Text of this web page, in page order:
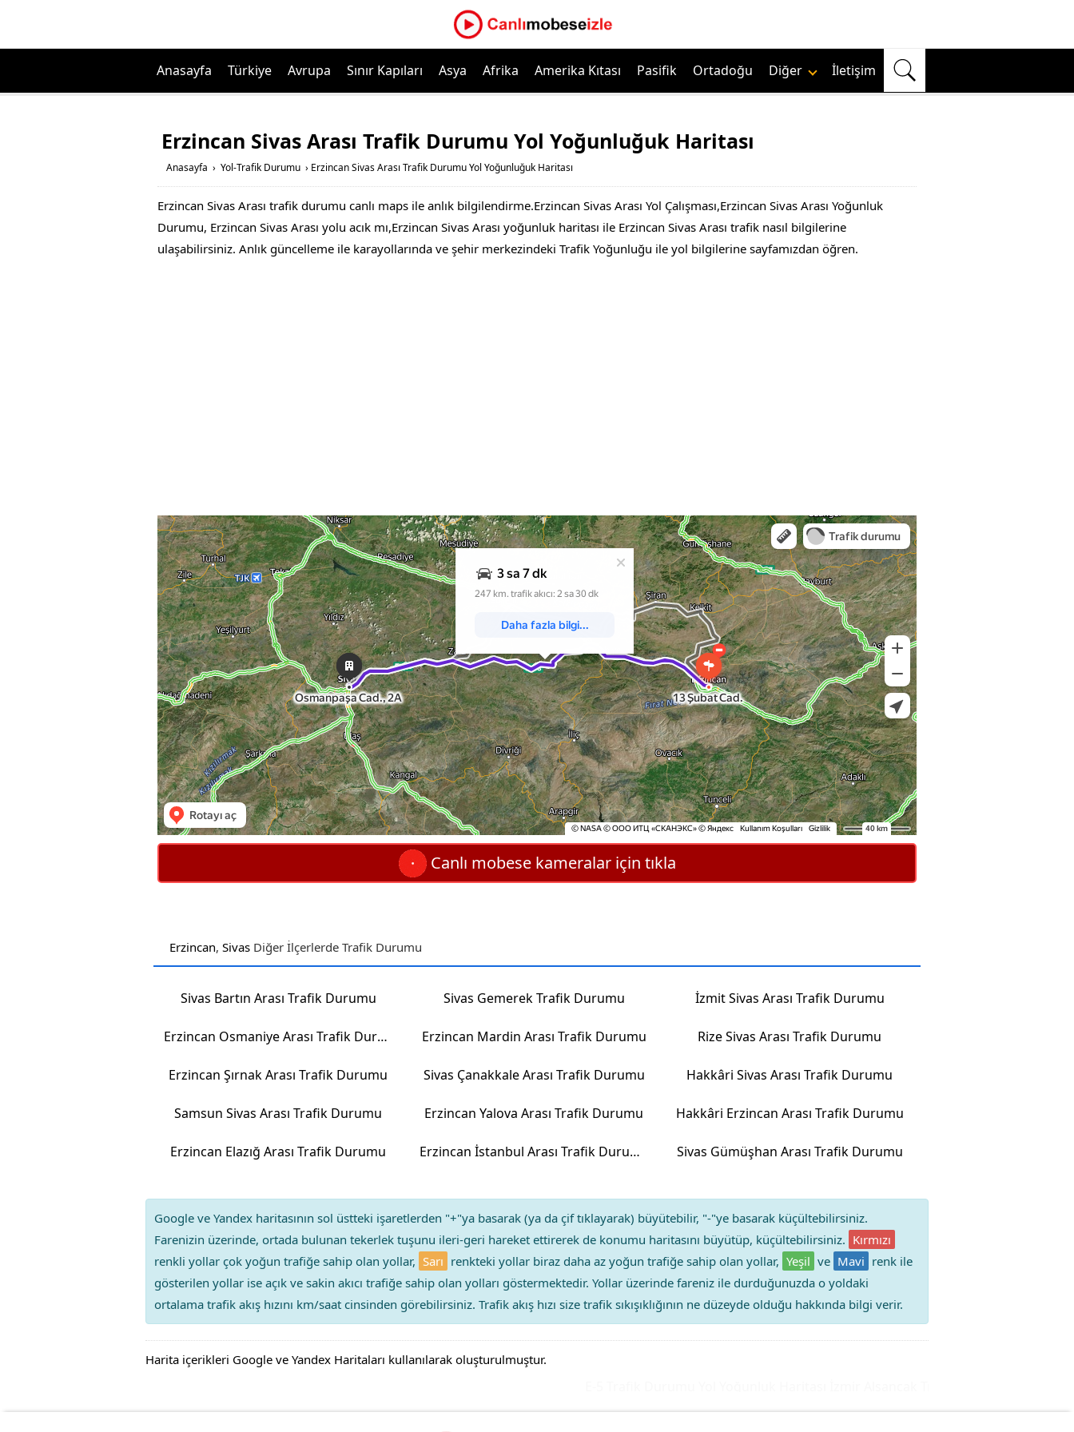
Anasayfa Türkiye Avrupa Sınır Kapıları Asya Afrika Amerika Kıtası Pasifik Ortadoğu Diğer İletişim
Erzincan Sivas Arası Trafik Durumu Yol Yoğunluğuk Haritası
Anasayfa › Yol-Trafik Durumu › Erzincan Sivas Arası Trafik Durumu Yol Yoğunluğuk Haritası
Erzincan Sivas Arası trafik durumu canlı maps ile anlık bilgilendirme.Erzincan Sivas Arası Yol Çalışması,Erzincan Sivas Arası Yoğunluk
Durumu, Erzincan Sivas Arası yolu acık mı,Erzincan Sivas Arası yoğunluk haritası ile Erzincan Sivas Arası trafik nasıl bilgilerine
ulaşabilirsiniz. Anlık güncelleme ile karayollarında ve şehir merkezindeki Trafik Yoğunluğu ile yol bilgilerine sayfamızdan öğren.
Canlı mobese kameralar için tıkla
Erzincan, Sivas Diğer İlçerlerde Trafik Durumu
Sivas Bartın Arası Trafik Durumu Sivas Gemerek Trafik Durumu İzmit Sivas Arası Trafik Durumu
Erzincan Osmaniye Arası Trafik Durumu Erzincan Mardin Arası Trafik Durumu Rize Sivas Arası Trafik Durumu
Erzincan Şırnak Arası Trafik Durumu Sivas Çanakkale Arası Trafik Durumu Hakkâri Sivas Arası Trafik Durumu
Samsun Sivas Arası Trafik Durumu Erzincan Yalova Arası Trafik Durumu Hakkâri Erzincan Arası Trafik Durumu
Erzincan Elazığ Arası Trafik Durumu Erzincan İstanbul Arası Trafik Durumu Sivas Gümüşhan Arası Trafik Durumu
Google ve Yandex haritasının sol üstteki işaretlerden "+"ya basarak (ya da çif tıklayarak) büyütebilir, "-"ye basarak küçültebilirsiniz.
Farenizin üzerinde, ortada bulunan tekerlek tuşunu ileri-geri hareket ettirerek de konumu haritasını büyütüp, küçültebilirsiniz. Kırmızı
renkli yollar çok yoğun trafiğe sahip olan yollar, Sarı renkteki yollar biraz daha az yoğun trafiğe sahip olan yollar, Yeşil ve Mavi renk ile
gösterilen yollar ise açık ve sakin akıcı trafiğe sahip olan yolları göstermektedir. Yollar üzerinde fareniz ile durduğunuzda o yoldaki
ortalama trafik akış hızını km/saat cinsinden görebilirsiniz. Trafik akış hızı size trafik sıkışıklığının ne düzeyde olduğu hakkında bilgi verir.
Harita içerikleri Google ve Yandex Haritaları kullanılarak oluşturulmuştur.